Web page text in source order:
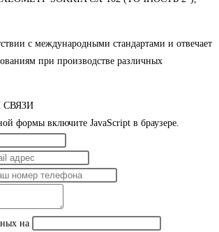
с международными стандартами и отвечает
при производстве различных
формы включите JavaScript в браузере.
на